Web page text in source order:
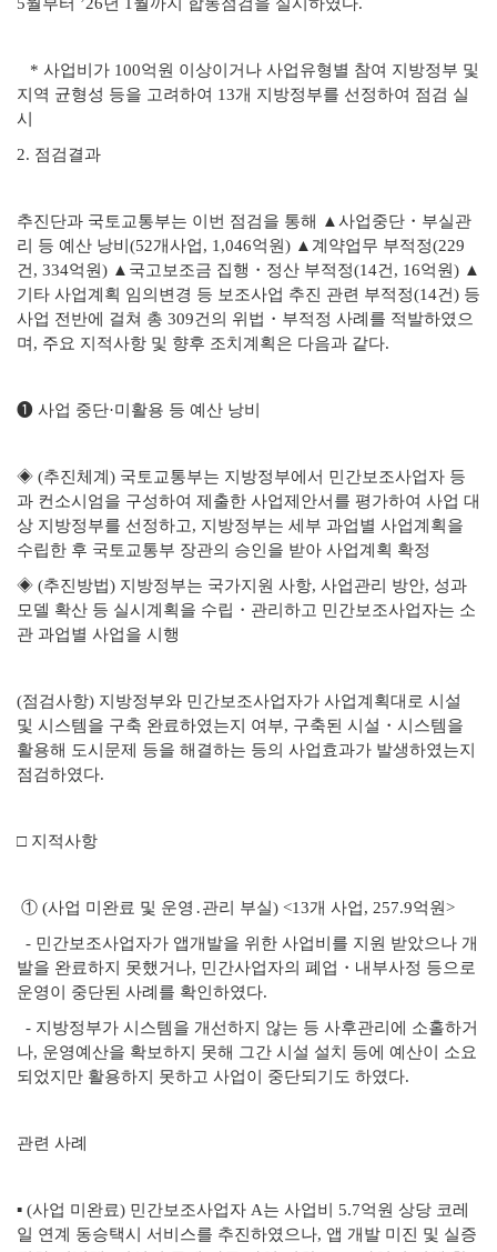
* 사업비가 100억원 이상이거나 사업유형별 참여 지방정부 및
지역 균형성 등을 고려하여 13개 지방정부를 선정하여 점검 실
시
2. 점검결과
추진단과 국토교통부는 이번 점검을 통해 ▲사업중단・부실관
리 등 예산 낭비(52개사업, 1,046억원) ▲계약업무 부적정(229
건, 334억원) ▲국고보조금 집행・정산 부적정(14건, 16억원) ▲
기타 사업계획 임의변경 등 보조사업 추진 관련 부적정(14건) 등
사업 전반에 걸쳐 총 309건의 위법・부적정 사례를 적발하였으
며, 주요 지적사항 및 향후 조치계획은 다음과 같다.
➊ 사업 중단·미활용 등 예산 낭비
◈ (추진체계) 국토교통부는 지방정부에서 민간보조사업자 등
과 컨소시엄을 구성하여 제출한 사업제안서를 평가하여 사업 대
상 지방정부를 선정하고, 지방정부는 세부 과업별 사업계획을
수립한 후 국토교통부 장관의 승인을 받아 사업계획 확정
◈ (추진방법) 지방정부는 국가지원 사항, 사업관리 방안, 성과
모델 확산 등 실시계획을 수립・관리하고 민간보조사업자는 소
관 과업별 사업을 시행
(점검사항) 지방정부와 민간보조사업자가 사업계획대로 시설
및 시스템을 구축 완료하였는지 여부, 구축된 시설・시스템을
활용해 도시문제 등을 해결하는 등의 사업효과가 발생하였는지
점검하였다.
□ 지적사항
① (사업 미완료 및 운영․관리 부실) <13개 사업, 257.9억원>
- 민간보조사업자가 앱개발을 위한 사업비를 지원 받았으나 개
발을 완료하지 못했거나, 민간사업자의 폐업・내부사정 등으로
운영이 중단된 사례를 확인하였다.
- 지방정부가 시스템을 개선하지 않는 등 사후관리에 소홀하거
나, 운영예산을 확보하지 못해 그간 시설 설치 등에 예산이 소요
되었지만 활용하지 못하고 사업이 중단되기도 하였다.
관련 사례
▪ (사업 미완료) 민간보조사업자 A는 사업비 5.7억원 상당 코레
일 연계 동승택시 서비스를 추진하였으나, 앱 개발 미진 및 실증